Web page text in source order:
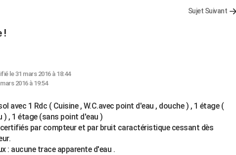
Sujet Suivant
!
le 31 mars 2016 à 18:44
2016 à 19:54
avec 1 Rdc ( Cuisine , W.C.avec point d'eau , douche ) , 1 étage (
) , 1 étage (sans point d'eau )
par compteur et par bruit caractéristique cessant dès
: aucune trace apparente d'eau .